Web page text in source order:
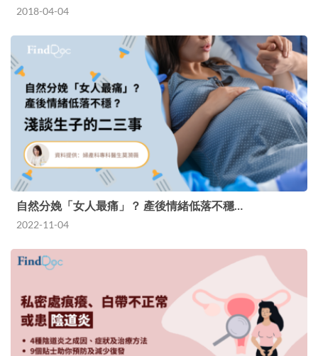
2018-04-04
自然分娩「女人最痛」？ 產後情緒低落不穩…
2022-11-04